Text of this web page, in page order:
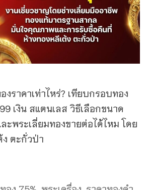
งราคาเท่าไหร่? เทียบกรอบทอง
เงิน สแตนเลส วิธีเลือกขนาด
ะพระเลี่ยมทองขายต่อได้ไหม โดย
ง ตะกั่วป่า